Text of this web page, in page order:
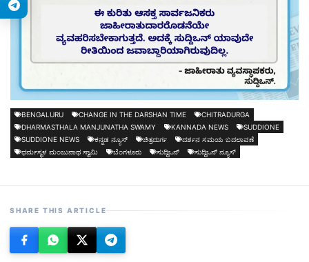
BENGALURU CHANGE IN THE DARSHAN TIME
CHITRADURGA
DHARMASTHALA MANJUNATHA SWAMY
KANNADA NEWS
SUDDIONE
SUDDIONE NEWS
ಕನ್ನಡ ನ್ಯೂಸ್ ಚಿತ್ರದುರ್ಗ
ದರ್ಶನ ಸಮಯ ಬದಲಾವಣೆ
ಧರ್ಮಸ್ಥಳ ಮಂಜುನಾಥ ಸ್ವಾಮಿ
ಬೆಂಗಳೂರು ಸುದ್ದಿಒನ್ ಸುದ್ದಿಒನ್ ನ್ಯೂಸ್
SHARE THIS ARTICLE